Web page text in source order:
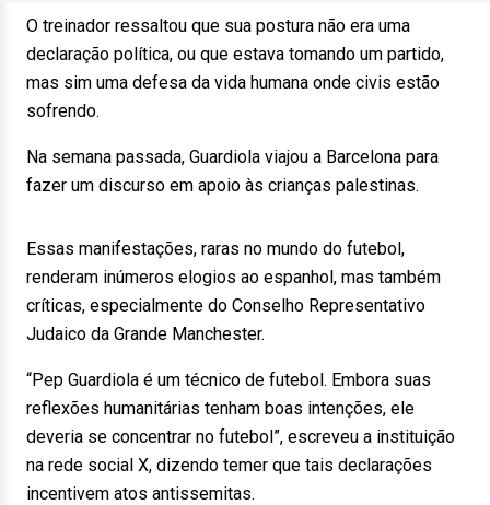
O treinador ressaltou que sua postura não era uma
declaração política, ou que estava tomando um partido,
mas sim uma defesa da vida humana onde civis estão
sofrendo.
Na semana passada, Guardiola viajou a Barcelona para
fazer um discurso em apoio às crianças palestinas.
Essas manifestações, raras no mundo do futebol,
renderam inúmeros elogios ao espanhol, mas também
críticas, especialmente do Conselho Representativo
Judaico da Grande Manchester.
“Pep Guardiola é um técnico de futebol. Embora suas
reflexões humanitárias tenham boas intenções, ele
deveria se concentrar no futebol”, escreveu a instituição
na rede social X, dizendo temer que tais declarações
incentivem atos antissemitas.